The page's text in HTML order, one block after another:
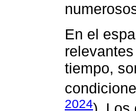
En el
tiempo,
2024